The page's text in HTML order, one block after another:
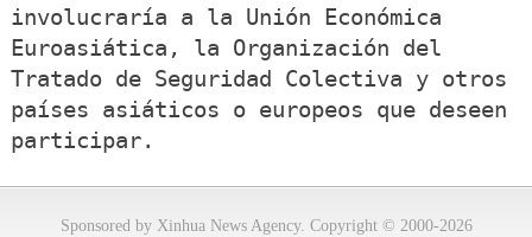
involucraría a la Unión Económica
Euroasiática, la Organización del
Tratado de Seguridad Colectiva y otros
países asiáticos o europeos que deseen
participar.
Sponsored by Xinhua News Agency. Copyright © 2000-2026